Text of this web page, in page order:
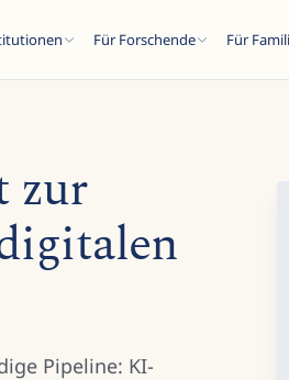
Für Forschende Für
ESC
zur
Pipeline: KI-